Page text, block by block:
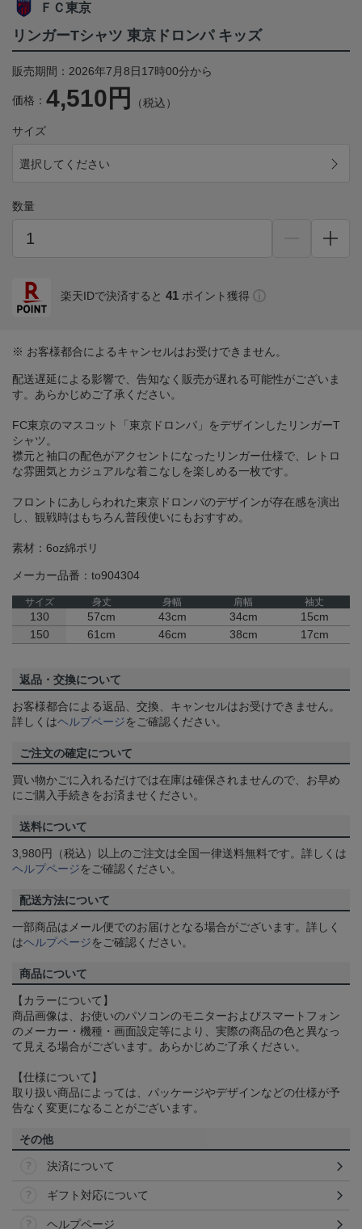
ＦＣ東京
リンガーTシャツ 東京ドロンパ キッズ
販売期間：2026年7月8日17時00分から
価格： 4,510円 （税込）
サイズ
選択してください
数量
楽天IDで決済すると 41 ポイント獲得
※ お客様都合によるキャンセルはお受けできません。
配送遅延による影響で、告知なく販売が遅れる可能性がございま
す。あらかじめご了承ください。
FC東京のマスコット「東京ドロンパ」をデザインしたリンガーT
シャツ。
襟元と袖口の配色がアクセントになったリンガー仕様で、レトロ
な雰囲気とカジュアルな着こなしを楽しめる一枚です。
フロントにあしらわれた東京ドロンパのデザインが存在感を演出
し、観戦時はもちろん普段使いにもおすすめ。
素材：6oz綿ポリ
メーカー品番：to904304
サイズ 身丈 身幅 肩幅 袖丈
130 57cm 43cm 34cm
15cm
150
61cm 46cm 38cm 17cm
返品・交換について
お客様都合による返品、交換、キャンセルはお受けできません。
詳しくはヘルプページをご確認ください。
ご注文の確定について
買い物かごに入れるだけでは在庫は確保されませんので、お早め
にご購入手続きをお済ませください。
送料について
3,980円（税込）以上のご注文は全国一律送料無料です。詳しくは
ヘルプページをご確認ください。
配送方法について
一部商品はメール便でのお届けとなる場合がございます。詳しく
はヘルプページをご確認ください。
商品について
【カラーについて】
商品画像は、お使いのパソコンのモニターおよびスマートフォン
のメーカー・機種・画面設定等により、実際の商品の色と異なっ
て見える場合がございます。あらかじめご了承ください。
【仕様について】
取り扱い商品によっては、パッケージやデザインなどの仕様が予
告なく変更になることがございます。
その他
決済について
ギフト対応について
ヘルプページ